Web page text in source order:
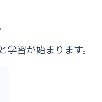
習が始まります。